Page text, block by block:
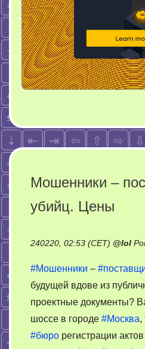
Мошенники –
убийц. Цены
240220, 02:53 (CET) @lol
#Мошенники –
будущей вдове из
проектные документы?
шоссе в городе #Москва,
#бюро регистрации